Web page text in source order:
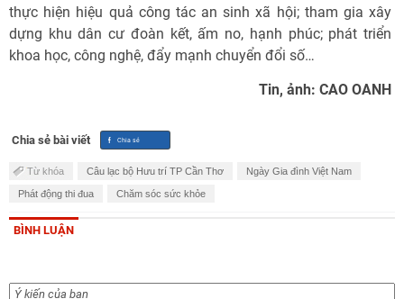
thực hiện hiệu quả công tác an sinh xã hội; tham gia xây
dựng khu dân cư đoàn kết, ấm no, hạnh phúc; phát triển
khoa học, công nghệ, đẩy mạnh chuyển đổi số…
Tin, ảnh: CAO OANH
Chia sẻ bài viết
Từ khóa Câu lạc bộ Hưu trí TP Cần Thơ Ngày Gia đình Việt Nam
Phát động thi đua Chăm sóc sức khỏe
BÌNH LUẬN